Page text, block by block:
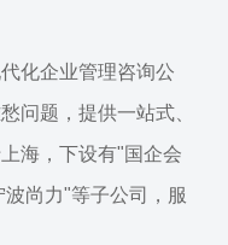
化企业管理咨询公
问题，提供一站式、
海，下设有"国企会
尚力"等子公司，服